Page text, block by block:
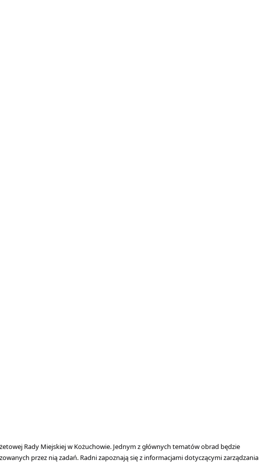
Rady Miejskiej w Kożuchowie. Jednym z głównych tematów obrad będzie
przez nią zadań. Radni zapoznają się z informacjami dotyczącymi zarządzania